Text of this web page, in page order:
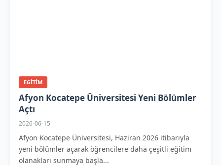
EGITIM
Afyon Kocatepe Üniversitesi Yeni Bölümler
Açtı
2026-06-15
Afyon Kocatepe Üniversitesi, Haziran 2026 itibarıyla
yeni bölümler açarak öğrencilere daha çeşitli eğitim
olanakları sunmaya başla...